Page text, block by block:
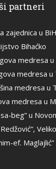
partneri
zajednica u BiH
Bihaćko
medresa u
medresa u
medresa u
medresa u
beg” u
ef.